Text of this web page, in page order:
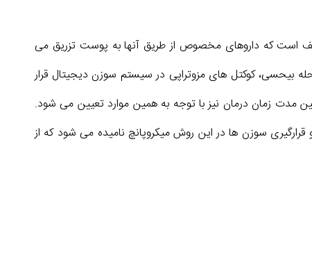
است که داروهای مخصوص از طریق آنها به پوست تزریق می
بیحسی، کوکتل های مزوتراپی در سیستم سوزن دیجیتال قرار
مدت زمان درمان نیز با توجه به همین موارد تعیین می شود.
سوزن ها در این روش میکروپانچ نامیده می شود که از